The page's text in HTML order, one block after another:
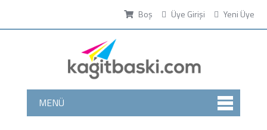
Boş Üye Girişi Yeni Üye
MENÜ